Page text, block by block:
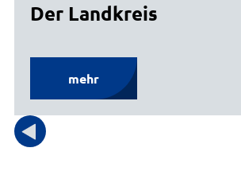
Der Landkreis
mehr